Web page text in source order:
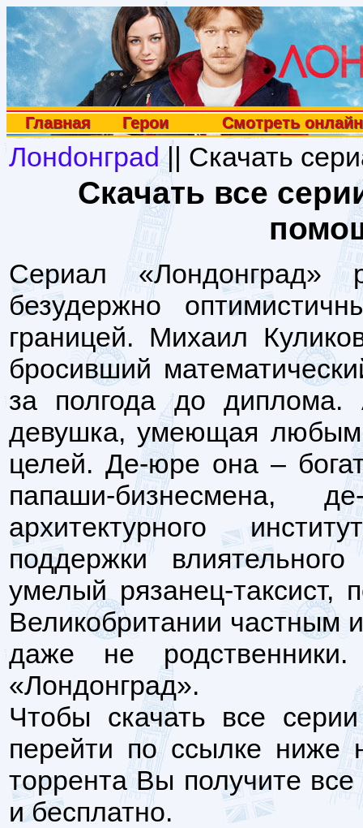
Главная Герои Смотреть онлайн
Лонdонграd|| Скачать
Скачать все
Сериал
безудержно
границей. Михаил
бросивший
за полгода до диплома.
девушка, умеющая любым
целей. Де-юре она –
папаши-бизнесмена,
архитектурного
поддержки
умелый рязанец-таксист,
Великобритании частным
даже не
«Лондонград».
Чтобы скачать все
перейти по ссылке ниже
торрента Вы получите
и бесплатно.